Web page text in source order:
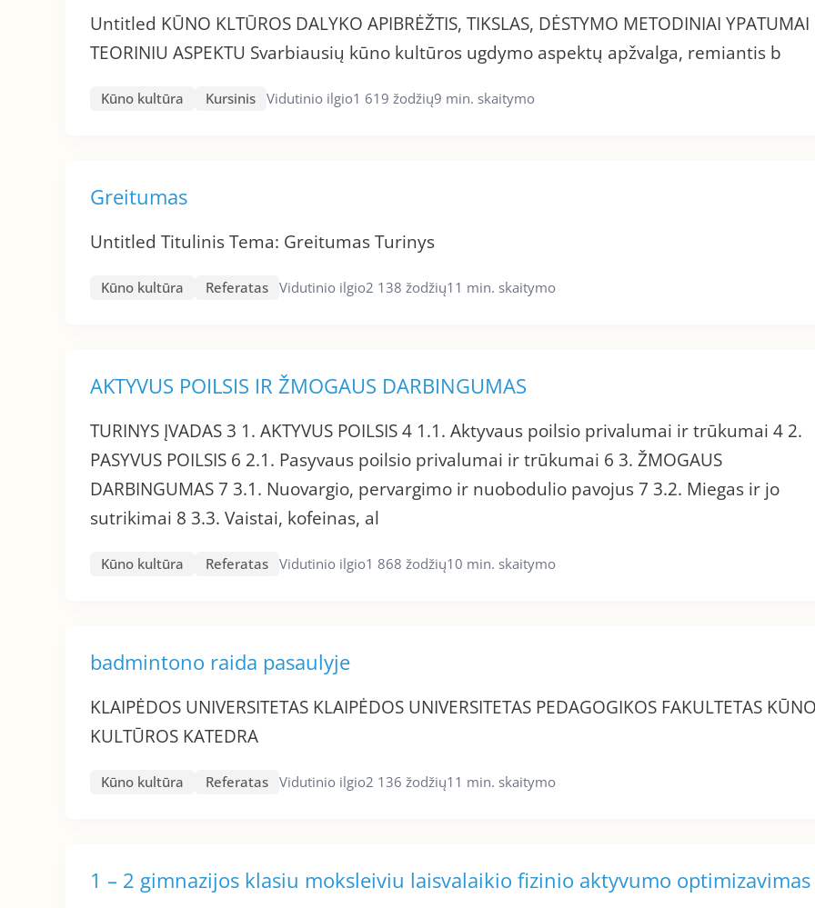
Untitled KŪNO KLTŪROS DALYKO APIBRĖŽTIS, TIKSLAS, DĖSTYMO METODINIAI YPATUMAI
TEORINIU ASPEKTU Svarbiausių kūno kultūros ugdymo aspektų apžvalga, remiantis b
Kūno kultūra Kursinis Vidutinio ilgio1 619 žodžių9 min. skaitymo
Greitumas
Untitled Titulinis Tema: Greitumas Turinys
Kūno kultūra Referatas Vidutinio ilgio2 138 žodžių11 min. skaitymo
AKTYVUS POILSIS IR ŽMOGAUS DARBINGUMAS
TURINYS ĮVADAS 3 1. AKTYVUS POILSIS 4 1.1. Aktyvaus poilsio privalumai ir trūkumai 4 2.
PASYVUS POILSIS 6 2.1. Pasyvaus poilsio privalumai ir trūkumai 6 3. ŽMOGAUS
DARBINGUMAS 7 3.1. Nuovargio, pervargimo ir nuobodulio pavojus 7 3.2. Miegas ir jo
sutrikimai 8 3.3. Vaistai, kofeinas, al
Kūno kultūra Referatas Vidutinio ilgio1 868 žodžių10 min. skaitymo
badmintono raida pasaulyje
KLAIPĖDOS UNIVERSITETAS KLAIPĖDOS UNIVERSITETAS PEDAGOGIKOS FAKULTETAS
KULTŪROS KATEDRA
Kūno kultūra Referatas Vidutinio ilgio2 136 žodžių11 min. skaitymo
1 – 2 gimnazijos klasiu moksleiviu laisvalaikio fizinio aktyvumo optimizavimas